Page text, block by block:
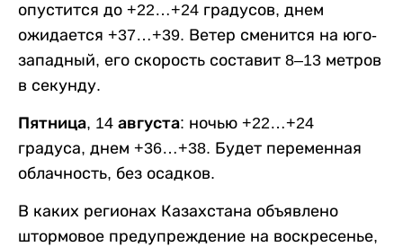
опустится до +22…+24 градусов, днем
ожидается +37…+39. Ветер сменится на юго-
западный, его скорость составит 8–13 метров
в секунду.
Пятница, 14 августа: ночью +22…+24
градуса, днем +36…+38. Будет переменная
облачность, без осадков.
В каких регионах Казахстана объявлено
штормовое предупреждение на воскресенье,